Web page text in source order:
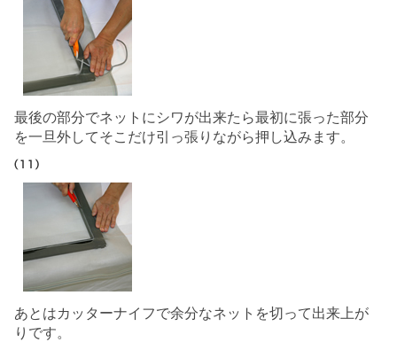
最後の部分でネットにシワが出来たら最初に張った部分
を一旦外してそこだけ引っ張りながら押し込みます。
あとはカッターナイフで余分なネットを切って出来上が
りです。